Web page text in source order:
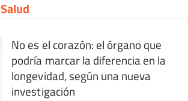
Salud
No es el corazón: el órgano que
podría marcar la diferencia en la
longevidad, según una nueva
investigación